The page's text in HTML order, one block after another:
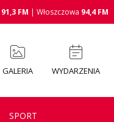
91,3 FM | Włoszczowa 94,4 FM
GALERIA WYDARZENIA
SPORT